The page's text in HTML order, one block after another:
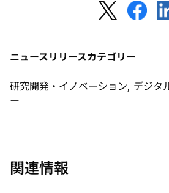
し
タ
で
新
で
ニュースリリースカテゴリー
研究開発・イノベーション, デジタ
ー
関連情報